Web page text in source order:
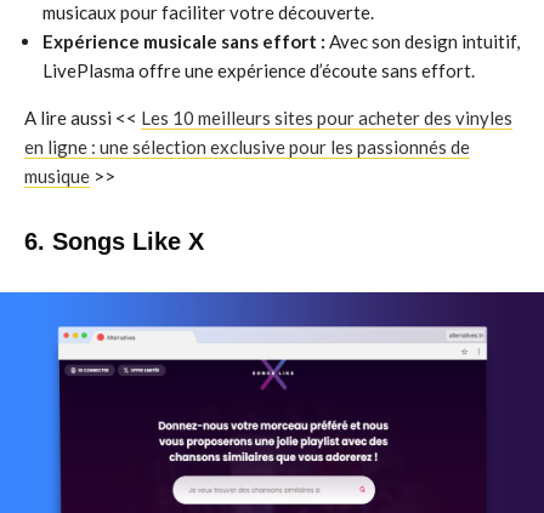
musicaux pour faciliter votre découverte.
Expérience musicale sans effort : Avec son design intuitif,
LivePlasma offre une expérience d’écoute sans effort.
A lire aussi << Les 10 meilleurs sites pour acheter des vinyles
en ligne : une sélection exclusive pour les passionnés de
musique >>
6. Songs Like X